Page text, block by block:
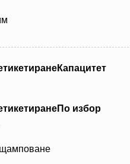
Капацитет
По избор
щамповане